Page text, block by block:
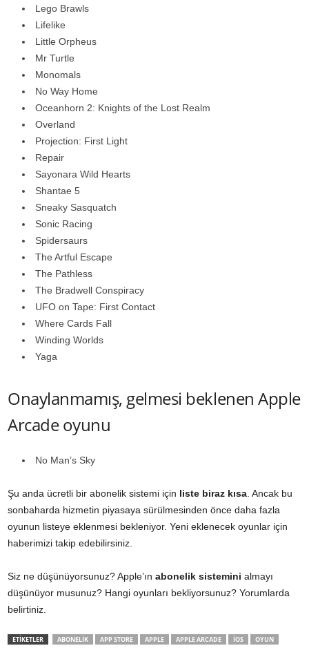
Lego Brawls
Lifelike
Little Orpheus
Mr Turtle
Monomals
No Way Home
Oceanhorn 2: Knights of the Lost Realm
Overland
Projection: First Light
Repair
Sayonara Wild Hearts
Shantae 5
Sneaky Sasquatch
Sonic Racing
Spidersaurs
The Artful Escape
The Pathless
The Bradwell Conspiracy
UFO on Tape: First Contact
Where Cards Fall
Winding Worlds
Yaga
Onaylanmamış, gelmesi beklenen Apple
Arcade oyunu
No Man’s Sky
Şu anda ücretli bir abonelik sistemi için liste biraz kısa . Ancak bu
sonbaharda hizmetin piyasaya sürülmesinden önce daha fazla
oyunun listeye eklenmesi bekleniyor. Yeni eklenecek oyunlar için
haberimizi takip edebilirsiniz.
Siz ne düşünüyorsunuz? Apple’ın abonelik sistemini almayı
düşünüyor musunuz? Hangi oyunları bekliyorsunuz? Yorumlarda
belirtiniz.
ETİKETLER ABONELIK APP STORE APPLE APPLE ARCADE IOS OYUN